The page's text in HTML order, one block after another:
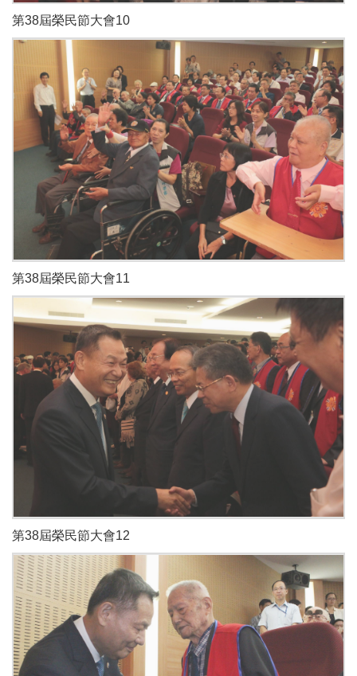
第38屆榮民節大會10
第38屆榮民節大會11
第38屆榮民節大會12